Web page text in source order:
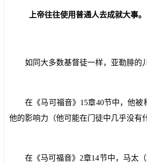
上帝往往使用普通人去成就大事。
如同大多数基督徒一样，亚勒腓的
在《马可福音》 15章40节中，他被
他的影响力（他可能在门徒中几乎没有
在《马可福音》 2章14节中，马太